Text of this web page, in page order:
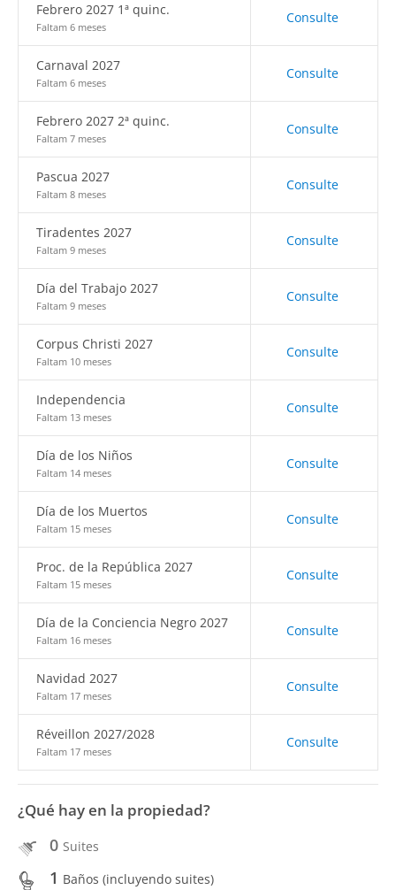
Febrero 2027 1ª quinc.
Faltam 6 meses
Consulte
Carnaval 2027
Faltam 6 meses
Consulte
Febrero 2027 2ª quinc.
Faltam 7 meses
Consulte
Pascua 2027
Faltam 8 meses
Consulte
Tiradentes 2027
Faltam 9 meses
Consulte
Día del Trabajo 2027
Faltam 9 meses
Consulte
Corpus Christi 2027
Faltam 10 meses
Consulte
Independencia
Faltam 13 meses
Consulte
Día de los Niños
Faltam 14 meses
Consulte
Día de los Muertos
Faltam 15 meses
Consulte
Proc. de la República 2027
Faltam 15 meses
Consulte
Día de la Conciencia Negro 2027
Faltam 16 meses
Consulte
Navidad 2027
Faltam 17 meses
Consulte
Réveillon 2027/2028
Faltam 17 meses
Consulte
¿Qué hay en la propiedad?
0 Suites
1 Baños (incluyendo suites)